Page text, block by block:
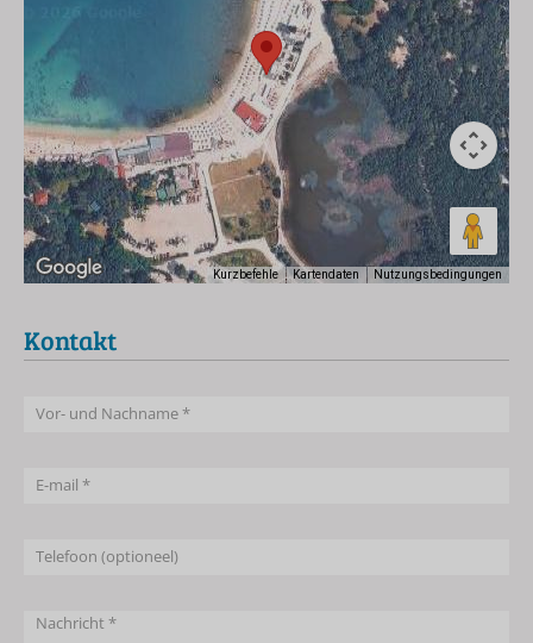
Kurzbefehle Kartendaten Nutzungsbedingungen
Kontakt